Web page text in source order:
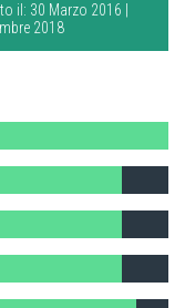
il: 30 Marzo 2016 |
2018